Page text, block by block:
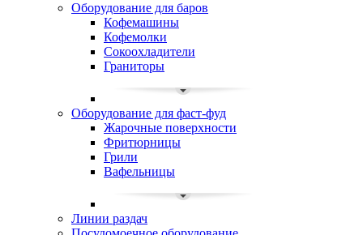
Оборудование для баров
Кофемашины
Кофемолки
Сокоохладители
Граниторы
Оборудование для фаст-фуд
Жарочные поверхности
Фритюрницы
Грили
Вафельницы
Линии раздач